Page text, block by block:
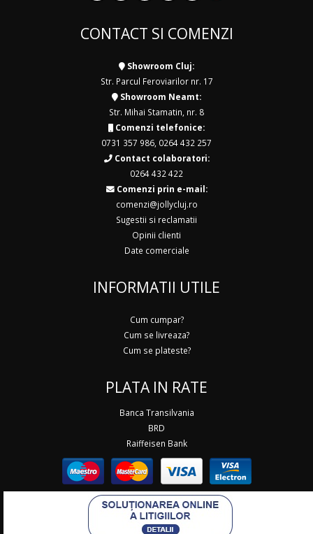
CONTACT SI COMENZI
Showroom Cluj:
Str. Parcul Feroviarilor nr. 17
Showroom Neamt:
Str. Mihai Stamatin, nr. 8
Comenzi telefonice:
0731 357 986 0264 432 257
Contact colaboratori:
0264 432 422
Comenzi prin e-mail:
comenzi@jollycluj.ro
Sugestii si reclamatii
Opinii clienti
Date comerciale
INFORMATII UTILE
Cum cumpar?
Cum se livreaza?
Cum se plateste?
PLATA IN RATE
Banca Transilvania
BRD
Raiffeisen Bank